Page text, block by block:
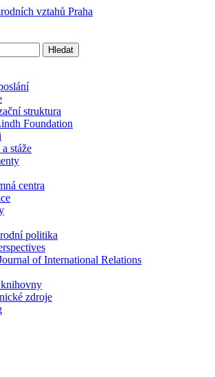
vztahů Praha
Hledat
struktura
Foundation
stáže
centra
politika
of International Relations
zdroje